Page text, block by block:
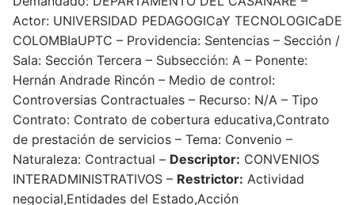
Actor: UNIVERSIDAD PEDAGOGICaY TECNOLOGICaDE
COLOMBIaUPTC – Providencia: Sentencias – Sección /
Sala: Sección Tercera – Subsección: A – Ponente:
Hernán Andrade Rincón – Medio de control:
Controversias Contractuales – Recurso: N/A – Tipo
Contrato: Contrato de cobertura educativa,Contrato
de prestación de servicios – Tema: Convenio –
Naturaleza: Contractual – Descriptor: CONVENIOS
INTERADMINISTRATIVOS – Restrictor: Actividad
negocial,Entidades del Estado,Acción